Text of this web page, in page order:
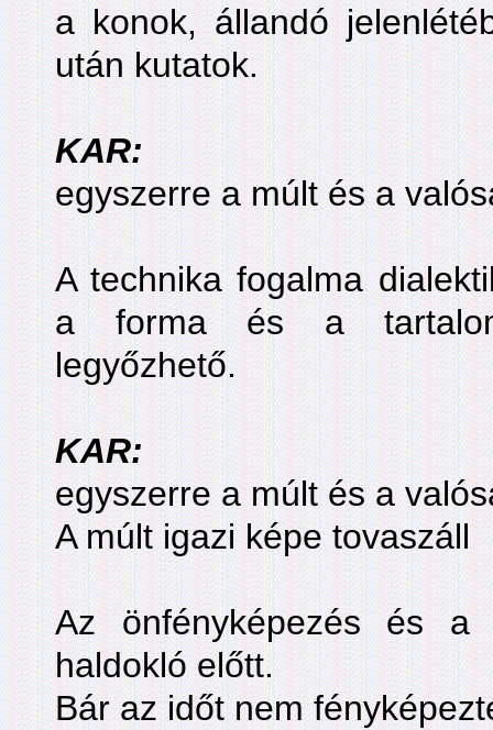
a konok, állandó
után kutatok.
KAR:
egyszerre a múlt és a
A technika fogalma
a forma és a
legyőzhető.
KAR:
egyszerre a múlt és a
A múlt igazi képe tovaszáll
Az önfényképezés és
haldokló előtt.
Bár az időt nem